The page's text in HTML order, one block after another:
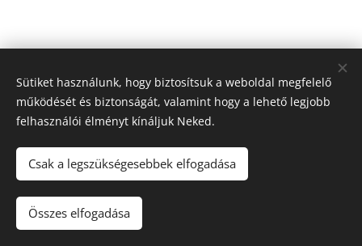
© 2026 Nagyfólia Kft. Minden jog fenntartva
Sütik
Sütiket használunk, hogy biztosítsuk a weboldal megfelelő
működését és biztonságát, valamint hogy a lehető legjobb
felhasználói élményt kínáljuk Neked.
Csak a legszükségesebbek elfogadása
Összes elfogadása